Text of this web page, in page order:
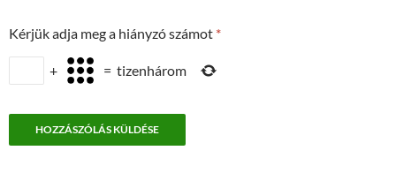
Kérjük adja meg a hiányzó számot *
+ = tizenhárom